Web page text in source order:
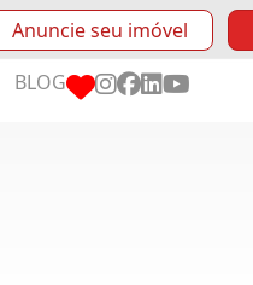
Anuncie seu imóvel
BLOG